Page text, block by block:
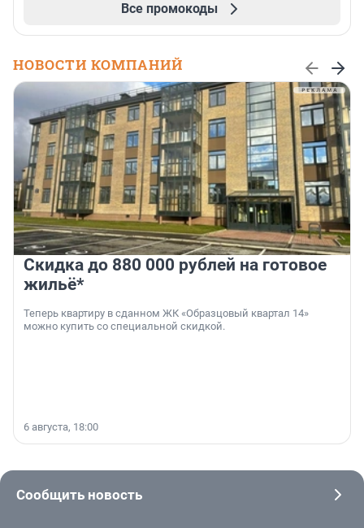
Все промокоды
НОВОСТИ КОМПАНИЙ
Скидка до 880 000 рублей на готовое
жильё*
Теперь квартиру в сданном ЖК «Образцовый квартал 14»
можно купить со специальной скидкой.
6 августа, 18:00
Сообщить новость